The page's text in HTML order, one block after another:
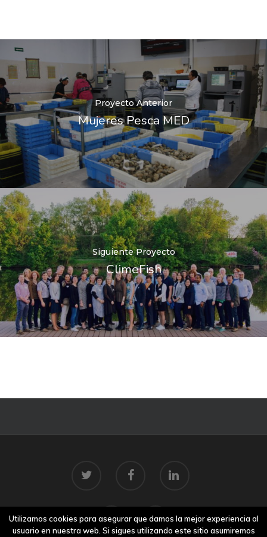
Proyecto Anterior
Mujeres Pesca MED
Siguiente Proyecto
ClimeFish
Utilizamos cookies para asegurar que damos la mejor experiencia al
usuario en nuestra web. Si sigues utilizando este sitio asumiremos